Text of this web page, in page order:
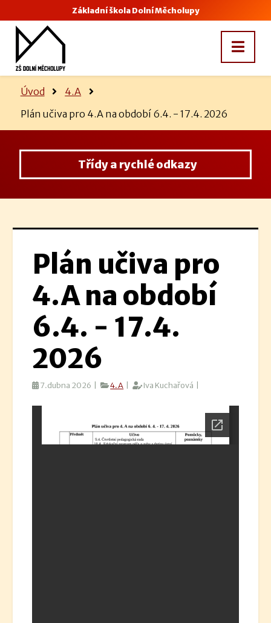
Základní škola Dolní Měcholupy
Úvod
4.A
Plán učiva pro 4.A na období 6.4. - 17.4. 2026
Třídy a rychlé odkazy
Plán učiva pro
4.A na období
6.4. - 17.4.
2026
7.dubna 2026 | 4.A | Iva Kuchařová |